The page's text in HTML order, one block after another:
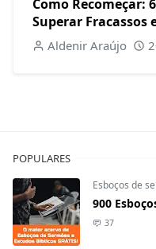
Como Recomeçar:
Superar Fracassos
Aldenir Araújo
POPULARES
Esboços de
900
37